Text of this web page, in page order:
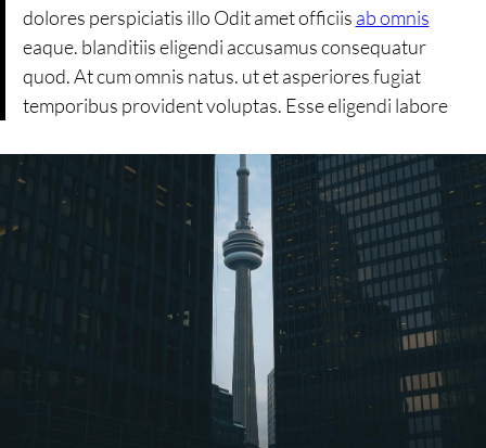
dolores perspiciatis illo Odit amet officiis ab omnis
eaque. blanditiis eligendi accusamus consequatur
quod. At cum omnis natus. ut et asperiores fugiat
temporibus provident voluptas. Esse eligendi labore